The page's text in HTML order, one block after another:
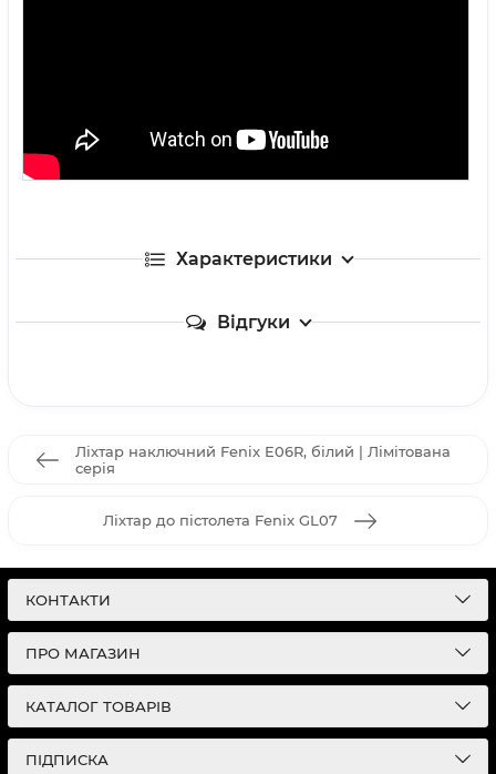
Характеристики
Відгуки
Ліхтар наключний Fenix E06R, білий | Лімітована
серія
Ліхтар до пістолета Fenix GL07
КОНТАКТИ
ПРО МАГАЗИН
КАТАЛОГ ТОВАРІВ
ПІДПИСКА